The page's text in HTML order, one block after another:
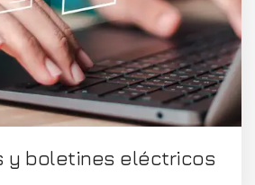
y boletines eléctricos